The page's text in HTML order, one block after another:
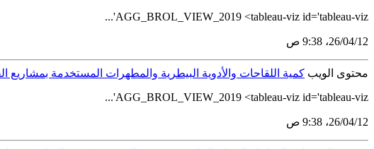
AGG_BROL_VIEW_2019 <tableau-viz id='tableau-viz'...
12‏/04‏/26، 9:38 ص
محتوى الويب كمية اللقاحات والأدوية البيطرية والمطهرات المستخدمة بمشاريع
AGG_BROL_VIEW_2019 <tableau-viz id='tableau-viz'...
12‏/04‏/26، 9:38 ص